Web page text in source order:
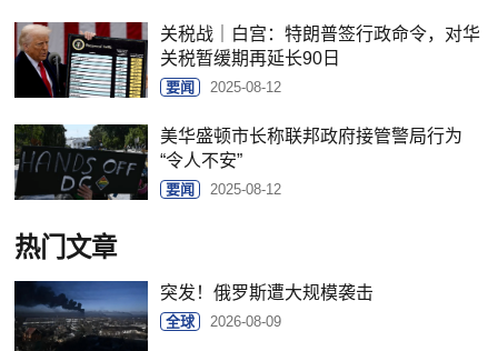
关税战｜白宫：特朗普签行政命令，对华
关税暂缓期再延长90日
要闻 2025-08-12
美华盛顿市长称联邦政府接管警局行为
“令人不安”
要闻 2025-08-12
热门文章
突发！俄罗斯遭大规模袭击
全球 2026-08-09